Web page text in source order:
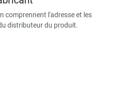
comprennent l'adresse et les
distributeur du produit.